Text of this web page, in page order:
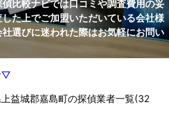
比較ナビでは口コミや調査費用の妥
た上でご加盟いただいている会社様
選びに迷われた際はお気軽にお問い
▽
上益城郡嘉島町の探偵業者一覧(32